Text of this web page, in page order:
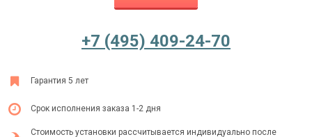
+7 (495) 409-24-70
+7 (495) 409-24-70
Гарантия 5 лет
Срок исполнения заказа 1-2 дня
Стоимость установки рассчитывается индивидуально после